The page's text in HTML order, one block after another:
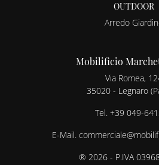
OUTDOOR
Arredo
Mobilificio
Via Romea,
35020 - Legnaro
Tel. +39 049-
E-Mail.
® 2026 - P.IVA